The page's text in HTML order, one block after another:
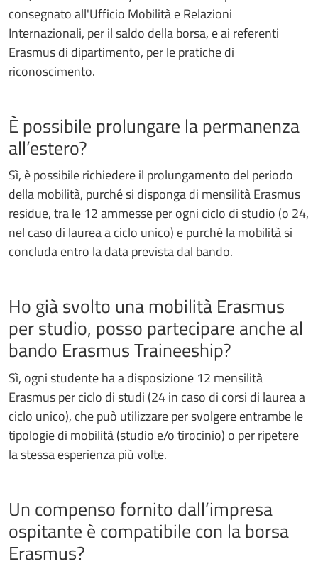
consegnato all'Ufficio Mobilità e Relazioni
Internazionali, per il saldo della borsa, e ai referenti
Erasmus di dipartimento, per le pratiche di
riconoscimento.
È possibile prolungare la permanenza
all’estero?
Sì, è possibile richiedere il prolungamento del periodo
della mobilità, purché si disponga di mensilità Erasmus
residue, tra le 12 ammesse per ogni ciclo di studio (o 24,
nel caso di laurea a ciclo unico) e purché la mobilità si
concluda entro la data prevista dal bando.
Ho già svolto una mobilità Erasmus
per studio, posso partecipare anche al
bando Erasmus Traineeship?
Sì, ogni studente ha a disposizione 12 mensilità
Erasmus per ciclo di studi (24 in caso di corsi di laurea a
ciclo unico), che può utilizzare per svolgere entrambe le
tipologie di mobilità (studio e/o tirocinio) o per ripetere
la stessa esperienza più volte.
Un compenso fornito dall’impresa
ospitante è compatibile con la borsa
Erasmus?